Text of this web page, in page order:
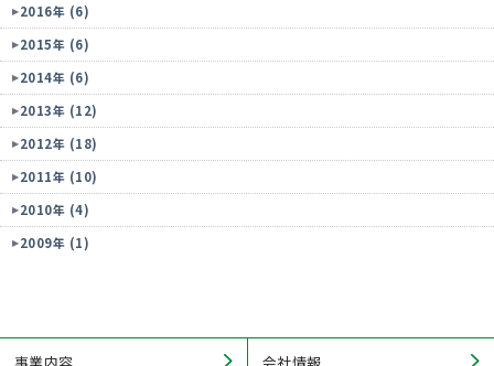
2016年 (6)
2015年 (6)
2014年 (6)
2013年 (12)
2012年 (18)
2011年 (10)
2010年 (4)
2009年 (1)